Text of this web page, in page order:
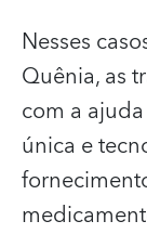
Nesses
Quênia, as
com a
única e